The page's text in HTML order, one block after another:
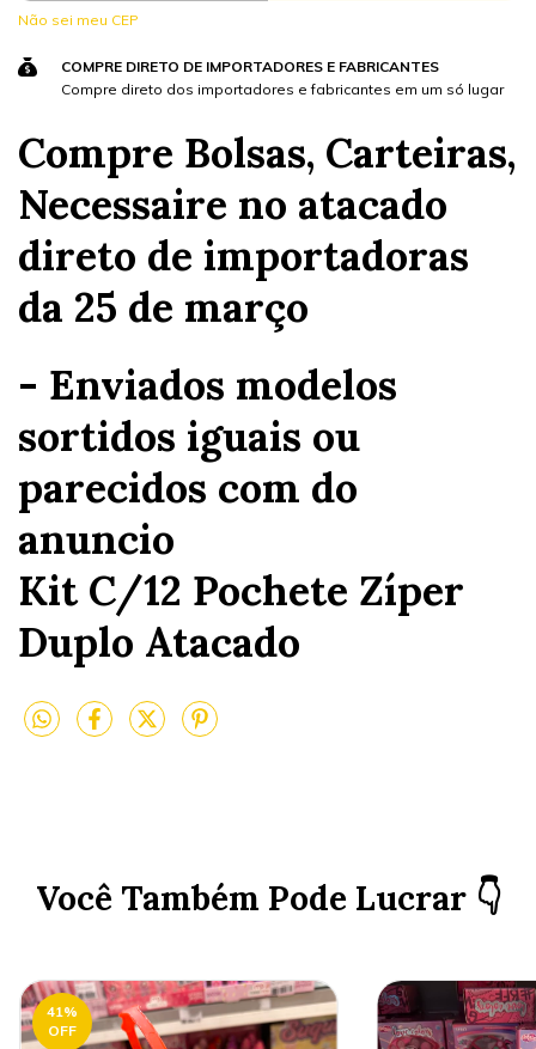
Não sei meu CEP
COMPRE DIRETO DE IMPORTADORES E FABRICANTES
Compre direto dos importadores e fabricantes em um só lugar
Compre Bolsas, Carteiras,
Necessaire no atacado
direto de importadoras
da 25 de março
- Enviados modelos
sortidos iguais ou
parecidos com do
anuncio
Kit C/12 Pochete Zíper
Duplo Atacado
Você Também Pode Lucrar 👇
41%
OFF